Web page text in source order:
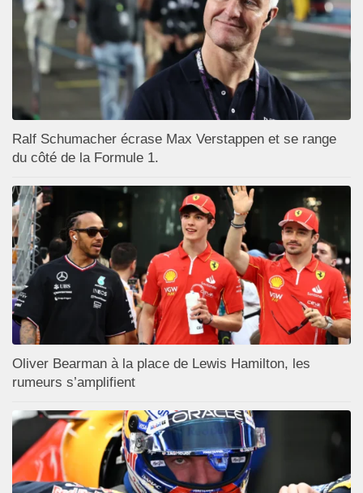
Ralf Schumacher écrase Max Verstappen et se range
du côté de la Formule 1.
Oliver Bearman à la place de Lewis Hamilton, les
rumeurs s’amplifient